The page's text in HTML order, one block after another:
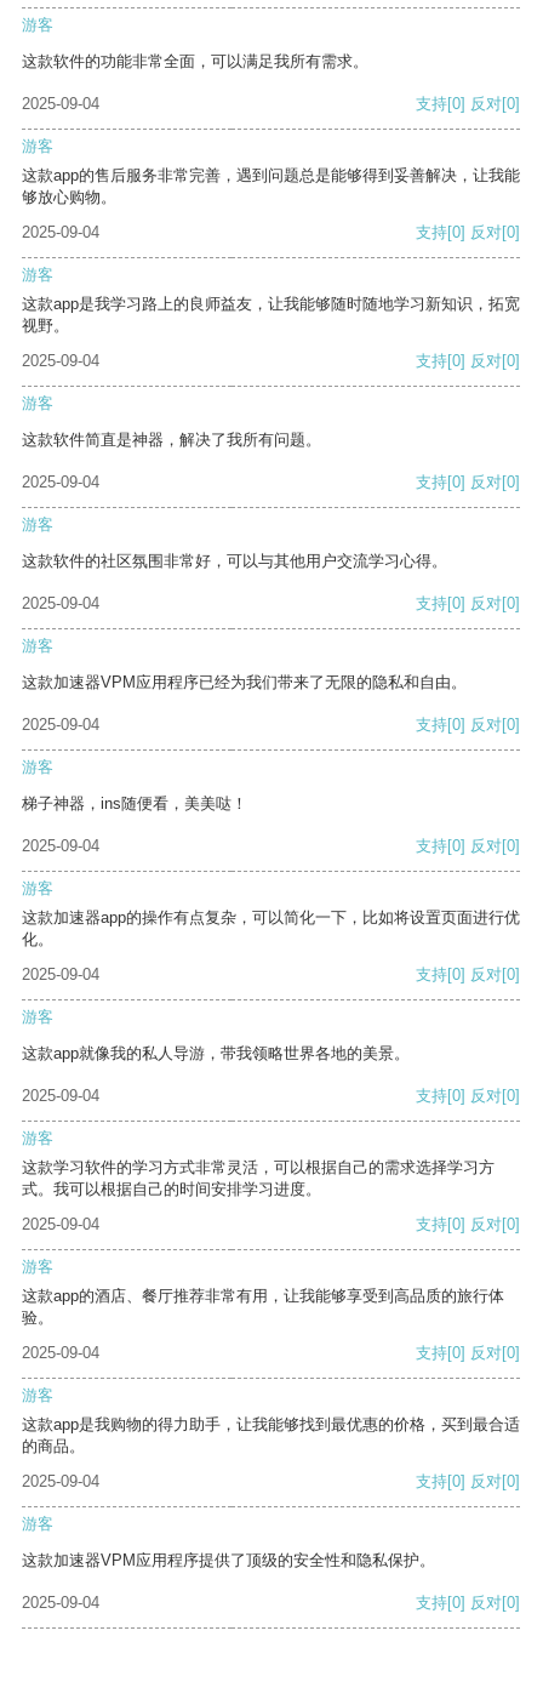
游客
这款软件的功能非常全面，可以满足我所有需求。
2025-09-04 支持[0] 反对[0]
游客
这款app的售后服务非常完善，遇到问题总是能够得到妥善解决，让我能
够放心购物。
2025-09-04
支持[0] 反对[0]
游客
这款app是我学习路上的良师益友，让我能够随时随地学习新知识，拓宽
视野。
2025-09-04
支持[0] 反对[0]
游客
这款软件简直是神器，解决了我所有问题。
2025-09-04 支持[0] 反对[0]
游客
这款软件的社区氛围非常好，可以与其他用户交流学习心得。
2025-09-04 支持[0] 反对[0]
游客
这款加速器VPM应用程序已经为我们带来了无限的隐私和自由。
2025-09-04 支持[0] 反对[0]
游客
梯子神器，ins随便看，美美哒！
2025-09-04 支持[0] 反对[0]
游客
这款加速器app的操作有点复杂，可以简化一下，比如将设置页面进行优
化。
2025-09-04
支持[0] 反对[0]
游客
这款app就像我的私人导游，带我领略世界各地的美景。
2025-09-04 支持[0] 反对[0]
游客
这款学习软件的学习方式非常灵活，可以根据自己的需求选择学习方
式。我可以根据自己的时间安排学习进度。
2025-09-04
支持[0] 反对[0]
游客
这款app的酒店、餐厅推荐非常有用，让我能够享受到高品质的旅行体
验。
2025-09-04
支持[0] 反对[0]
游客
这款app是我购物的得力助手，让我能够找到最优惠的价格，买到最合适
的商品。
2025-09-04
支持[0] 反对[0]
游客
这款加速器VPM应用程序提供了顶级的安全性和隐私保护。
2025-09-04 支持[0] 反对[0]